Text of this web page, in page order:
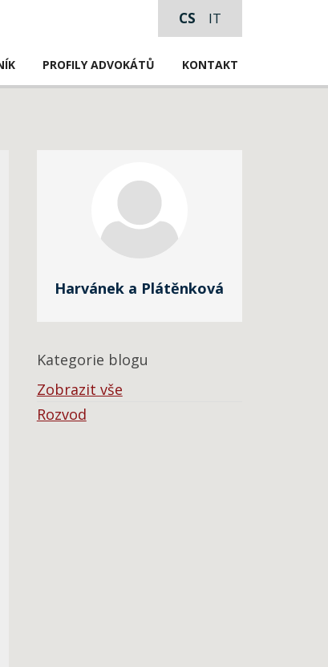
CS IT
PROFILY ADVOKÁTŮ KONTAKT
Harvánek a Plátěnková
Kategorie blogu
Zobrazit vše
Rozvod